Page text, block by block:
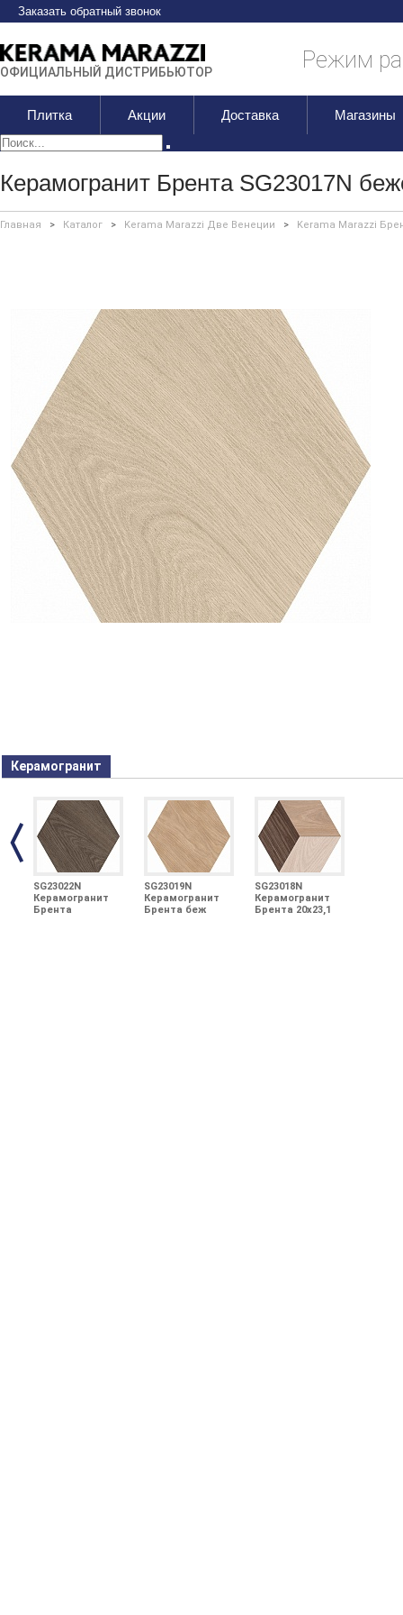
Заказать обратный звонок
ОФИЦИАЛЬНЫЙ ДИСТРИБЬЮТОР Режим
Плитка Акции Доставка Магазины
Керамогранит Брента SG23017N
Главная > Каталог > Kerama Marazzi Две Венеции > Kerama Marazzi
Керамогранит
SG23022N
Керамогранит
Брента
SG23019N
Керамогранит
Брента беж
SG23018N
Керамогранит
Брента 20х23,1